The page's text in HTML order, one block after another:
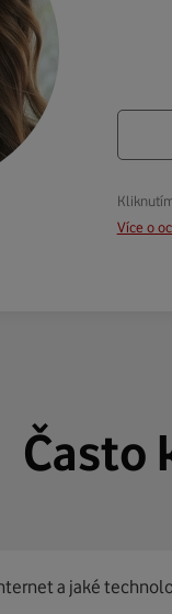
Více o
Často
a jaké